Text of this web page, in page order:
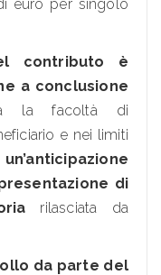
euro per singolo
contributo è
a conclusione
la facoltà di
e nei limiti
un’anticipazione
di
rilasciata da
da parte del